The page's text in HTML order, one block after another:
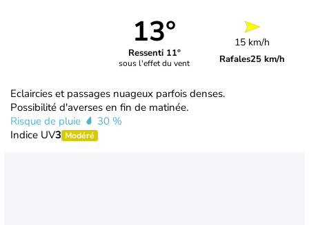
13°
Ressenti 11°
sous l'effet du vent
15 km/h
Rafales25 km/h
Eclaircies et passages nuageux parfois denses.
Possibilité d'averses en fin de matinée.
Risque de pluie
30 %
Indice UV3 Modéré